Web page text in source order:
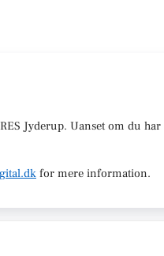
Jyderup. Uanset om du
for mere information.